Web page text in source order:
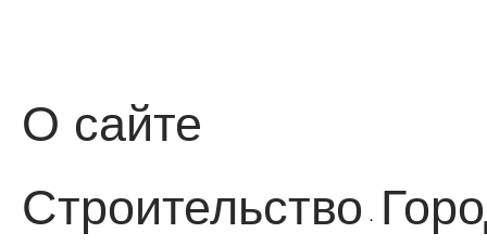
О сайте
Строительство ·